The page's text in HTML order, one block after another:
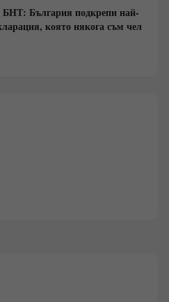
България подкрепи най-
която някога съм чел